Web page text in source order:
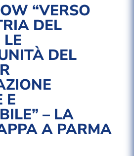
“VERSO
DEL
DEL
E
– LA
A PARMA